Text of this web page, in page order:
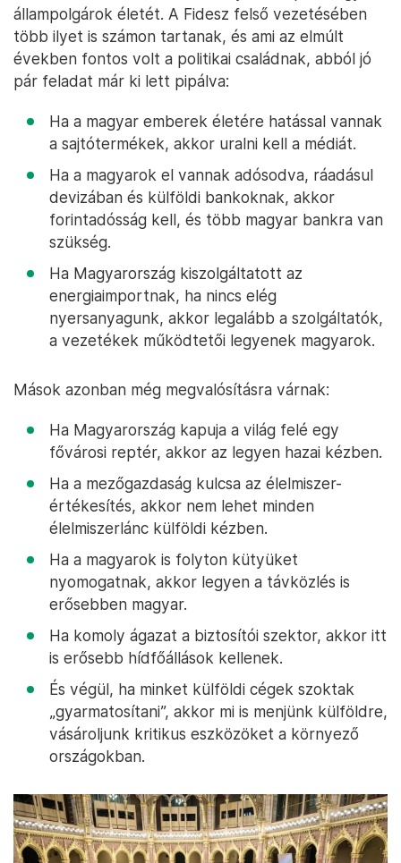
állampolgárok életét. A Fidesz felső vezetésében
több ilyet is számon tartanak, és ami az elmúlt
években fontos volt a politikai családnak, abból jó
pár feladat már ki lett pipálva:
Ha a magyar emberek életére hatással vannak
a sajtótermékek, akkor uralni kell a médiát.
Ha a magyarok el vannak adósodva, ráadásul
devizában és külföldi bankoknak, akkor
forintadósság kell, és több magyar bankra van
szükség.
Ha Magyarország kiszolgáltatott az
energiaimportnak, ha nincs elég
nyersanyagunk, akkor legalább a szolgáltatók,
a vezetékek működtetői legyenek magyarok.
Mások azonban még megvalósításra várnak:
Ha Magyarország kapuja a világ felé egy
fővárosi reptér, akkor az legyen hazai kézben.
Ha a mezőgazdaság kulcsa az élelmiszer-
értékesítés, akkor nem lehet minden
élelmiszerlánc külföldi kézben.
Ha a magyarok is folyton kütyüket
nyomogatnak, akkor legyen a távközlés is
erősebben magyar.
Ha komoly ágazat a biztosítói szektor, akkor itt
is erősebb hídfőállások kellenek.
És végül, ha minket külföldi cégek szoktak
„gyarmatosítani”, akkor mi is menjünk külföldre,
vásároljunk kritikus eszközöket a környező
országokban.